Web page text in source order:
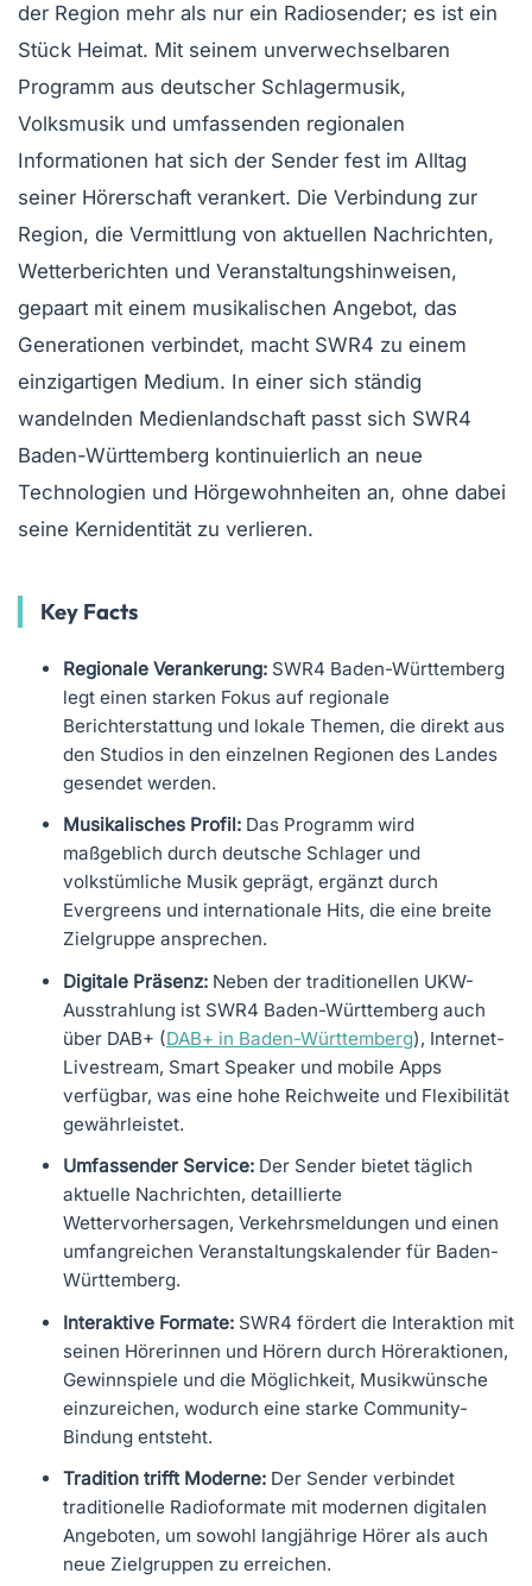
der Region mehr als nur ein Radiosender; es ist ein
Stück Heimat. Mit seinem unverwechselbaren
Programm aus deutscher Schlagermusik,
Volksmusik und umfassenden regionalen
Informationen hat sich der Sender fest im Alltag
seiner Hörerschaft verankert. Die Verbindung zur
Region, die Vermittlung von aktuellen Nachrichten,
Wetterberichten und Veranstaltungshinweisen,
gepaart mit einem musikalischen Angebot, das
Generationen verbindet, macht SWR4 zu einem
einzigartigen Medium. In einer sich ständig
wandelnden Medienlandschaft passt sich SWR4
Baden-Württemberg kontinuierlich an neue
Technologien und Hörgewohnheiten an, ohne dabei
seine Kernidentität zu verlieren.
Key Facts
Regionale Verankerung: SWR4 Baden-Württemberg
legt einen starken Fokus auf regionale
Berichterstattung und lokale Themen, die direkt aus
den Studios in den einzelnen Regionen des Landes
gesendet werden.
Musikalisches Profil: Das Programm wird
maßgeblich durch deutsche Schlager und
volkstümliche Musik geprägt, ergänzt durch
Evergreens und internationale Hits, die eine breite
Zielgruppe ansprechen.
Digitale Präsenz: Neben der traditionellen UKW-
Ausstrahlung ist SWR4 Baden-Württemberg auch
über DAB+ (DAB+ in Baden-Württemberg), Internet-
Livestream, Smart Speaker und mobile Apps
verfügbar, was eine hohe Reichweite und Flexibilität
gewährleistet.
Umfassender Service: Der Sender bietet täglich
aktuelle Nachrichten, detaillierte
Wettervorhersagen, Verkehrsmeldungen und einen
umfangreichen Veranstaltungskalender für Baden-
Württemberg.
Interaktive Formate: SWR4 fördert die Interaktion mit
seinen Hörerinnen und Hörern durch Höreraktionen,
Gewinnspiele und die Möglichkeit, Musikwünsche
einzureichen, wodurch eine starke Community-
Bindung entsteht.
Tradition trifft Moderne: Der Sender verbindet
traditionelle Radioformate mit modernen digitalen
Angeboten, um sowohl langjährige Hörer als auch
neue Zielgruppen zu erreichen.